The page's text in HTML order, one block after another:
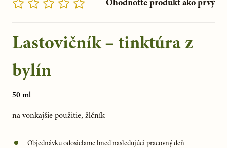
Ohodnoťte produkt ako prvý
Lastovičník – tinktúra z
bylín
50 ml
na vonkajšie použitie, žlčník
Objednávku odosielame hneď nasledujúci pracovný deň